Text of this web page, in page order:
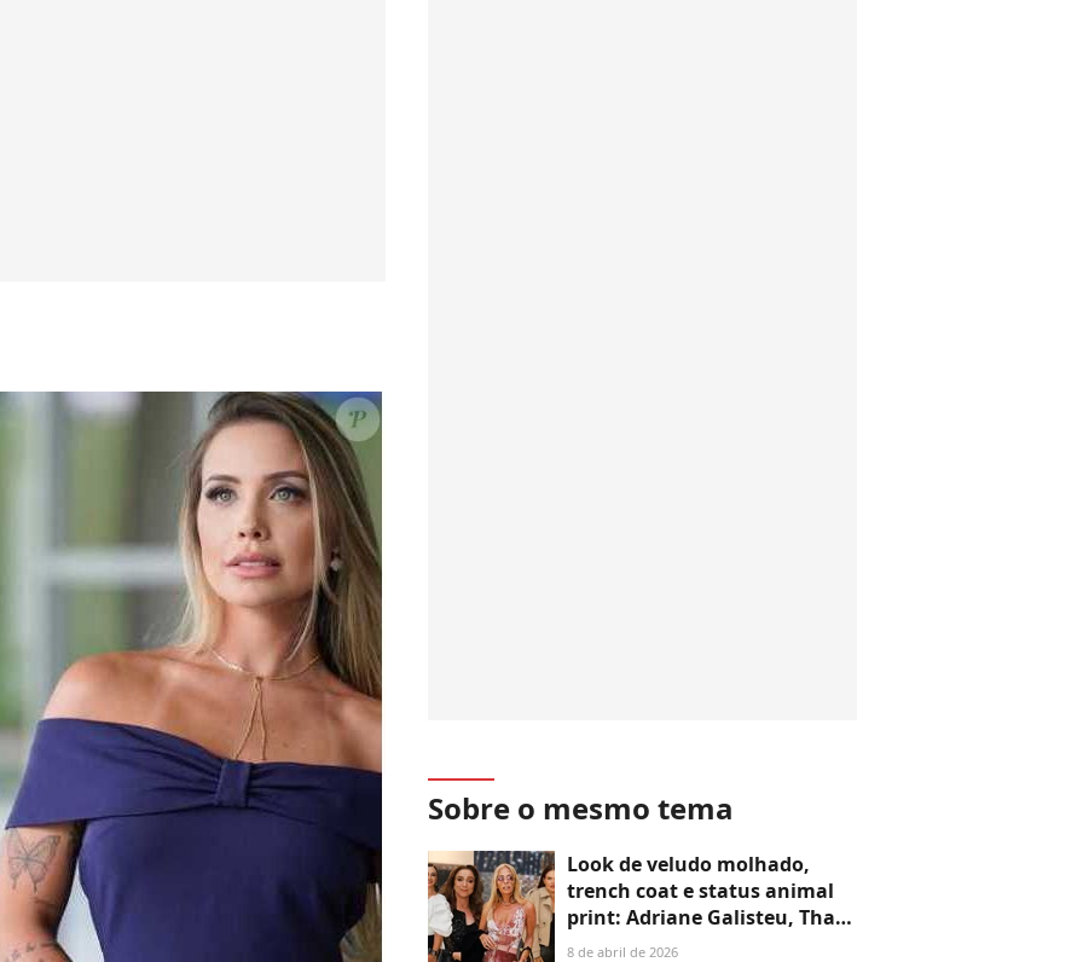
Sobre o mesmo tema
Look de veludo molhado,
trench coat e status animal
print: Adriane Galisteu, Thais
Carla, Marisa Orth e mais
8 de abril de 2026